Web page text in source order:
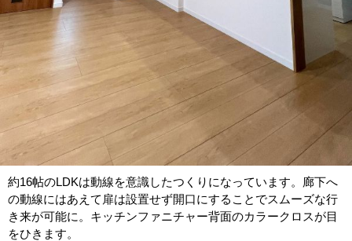
約16帖のLDKは動線を意識したつくりになっています。廊下へ
の動線にはあえて扉は設置せず開口にすることでスムーズな行
き来が可能に。キッチンファニチャー背面のカラークロスが目
をひきます。